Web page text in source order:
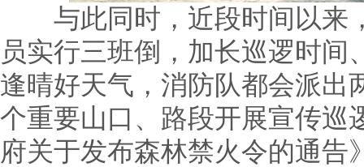
与此同时，近段时间以来
员实行三班倒，加长巡逻时间
逢晴好天气，消防队都会派出
个重要山口、路段开展宣传巡
府关于发布森林禁火令的通告